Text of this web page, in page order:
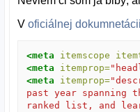
Voficiálnej dokumnetácii
<meta itemscope
<meta
itemprop=
<meta
itemprop=
past year
ranked list, and